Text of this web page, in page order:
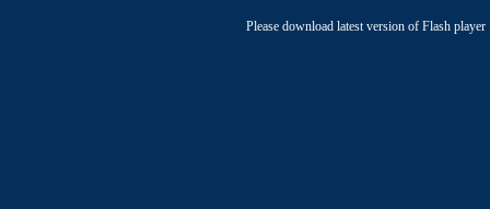
Please download latest version of Flash player